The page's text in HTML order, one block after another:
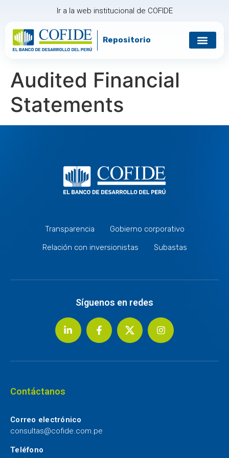
Ir a la web institucional de COFIDE
Repositorio
Audited Financial
Statements
Transparencia
Gobierno corporativo
Relación con inversionistas
Subastas
Síguenos en redes
Contáctanos
Correo electrónico
consultas@cofide.com.pe
Teléfono